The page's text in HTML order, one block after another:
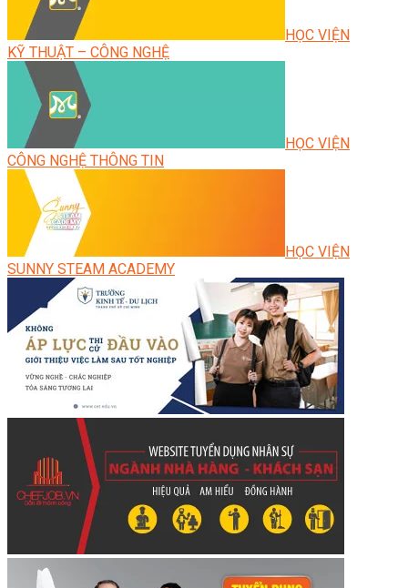
HỌC VIỆN
KỸ THUẬT – CÔNG NGHỆ
HỌC VIỆN
CÔNG NGHỆ THÔNG TIN
HỌC VIỆN
SUNNY STEAM ACADEMY